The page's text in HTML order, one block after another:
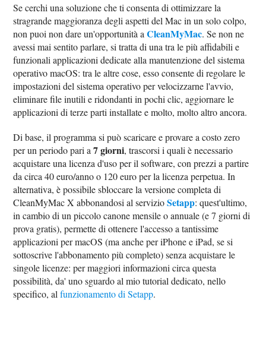
Se cerchi una soluzione che ti consenta di ottimizzare la
stragrande maggioranza degli aspetti del Mac in un solo colpo,
non puoi non dare un'opportunità aCleanMyMac. Se non ne
avessi mai sentito parlare, si tratta di una tra le più affidabili e
funzionali applicazioni dedicate alla manutenzione del sistema
operativo macOS: tra le altre cose, esso consente di regolare le
impostazioni del sistema operativo per velocizzarne l'avvio,
eliminare file inutili e ridondanti in pochi clic, aggiornare le
applicazioni di terze parti installate e molto, molto altro ancora.
Di base, il programma si può scaricare e provare a costo zero
per un periodo pari a7 giorni, trascorsi i quali è necessario
acquistare una licenza d'uso per il software, con prezzi a partire
da circa 40 euro/anno o 120 euro per la licenza perpetua. In
alternativa, è possibile sbloccare la versione completa di
CleanMyMac X abbonandosi al servizioSetapp: quest'ultimo,
in cambio di un piccolo canone mensile o annuale (e 7 giorni di
prova gratis), permette di ottenere l'accesso a tantissime
applicazioni per macOS (ma anche per iPhone e iPad, se si
sottoscrive l'abbonamento più completo) senza acquistare le
singole licenze: per maggiori informazioni circa questa
possibilità, da' uno sguardo al mio tutorial dedicato, nello
specifico, alfunzionamento di Setapp.